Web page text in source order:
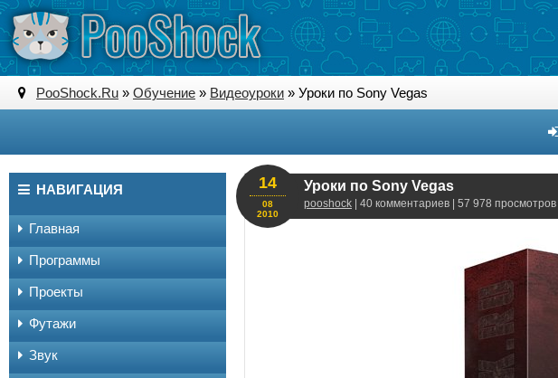
PooShock.Ru » Обучение » Видеоуроки » Уроки по Sony Vegas
Уроки по Sony Vegas
pooshock | 40 комментариев | 57 978 просмотров
14
08
2010
НАВИГАЦИЯ
Главная
Программы
Проекты
Футажи
Звук